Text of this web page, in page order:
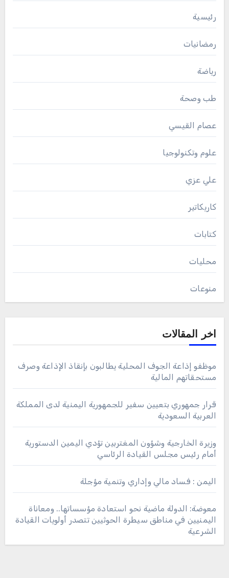
رئيسية
رمضانيات
رياضة
طب وصحة
عصام القيسي
علوم وتكنولوجيا
علي عزي
كاريكاتير
كتابات
محليات
منوعات
اخر المقالات
موظفو إذاعة الجوف المحلية يطالبون بإنقاذ الإذاعة وصرف
مستحقاتهم المالية
قرار جمهوري بتعيين سفير للجمهورية اليمنية لدى المملكة
العربية السعودية
وزيرة الخارجية وشؤون المغتربين تؤدي اليمين الدستورية
أمام رئيس مجلس القيادة الرئاسي
اليمن : فساد مالي وإداري وتنمية مؤجلة
معوضة: الدولة ماضية نحو استعادة مؤسساتها.. ومعاناة
اليمنيين في مناطق سيطرة الحوثيين تتصدر أولويات القيادة
الشرعية